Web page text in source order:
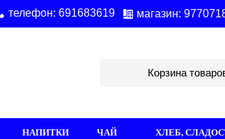
телефон: 691683619 магазин:
Корзина
НАПИТКИ ЧАЙ ХЛЕБ,